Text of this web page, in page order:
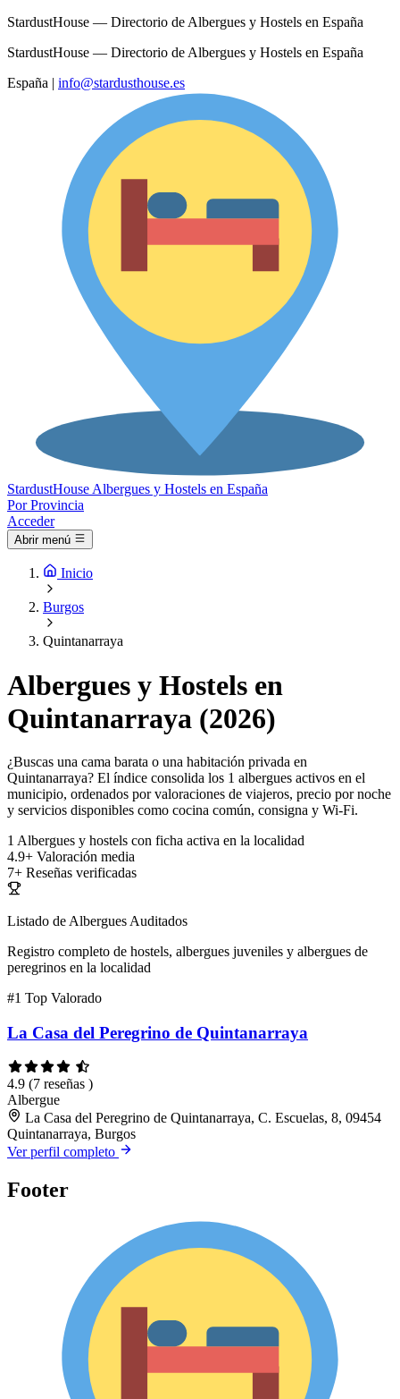
StardustHouse — Directorio de Albergues y Hostels en España
StardustHouse — Directorio de Albergues y Hostels en España
España | info@stardusthouse.es
StardustHouse Albergues y Hostels en España
Por Provincia
Acceder
Abrir menú
Inicio
Burgos
Quintanarraya
Albergues y Hostels en
Quintanarraya (2026)
¿Buscas una cama barata o una habitación privada en
Quintanarraya? El índice consolida los 1 albergues activos en el
municipio, ordenados por valoraciones de viajeros, precio por noche
y servicios disponibles como cocina común, consigna y Wi-Fi.
1 Albergues y hostels con ficha activa en la localidad
4.9+ Valoración media
7+ Reseñas verificadas
Listado de Albergues Auditados
Registro completo de hostels, albergues juveniles y albergues de
peregrinos en la localidad
#1 Top Valorado
La Casa del Peregrino de Quintanarraya
4.9 (7 reseñas )
Albergue
La Casa del Peregrino de Quintanarraya, C. Escuelas, 8, 09454
Quintanarraya, Burgos
Ver perfil completo
Footer